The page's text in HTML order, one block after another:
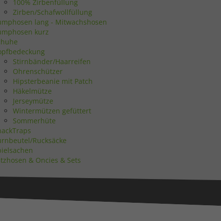
100% Zirbenfüllung
Zirben/Schafwollfüllung
lang - Mitwachshosen
kurz
Stirnbänder/Haarreifen
Ohrenschützer
Hipsterbeanie mit Patch
Häkelmütze
Jerseymütze
Wintermützen gefüttert
Sommerhüte
Rucksäcke
& Oncies & Sets
Zurück
Statistiken